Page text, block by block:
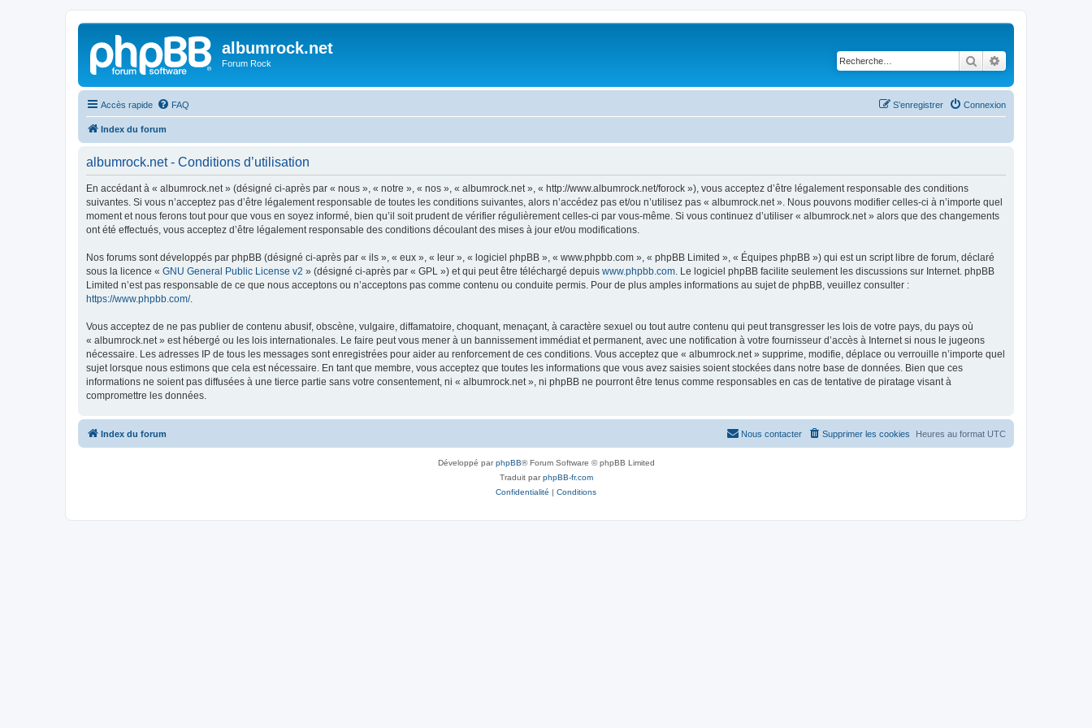
albumrock.net
Forum Rock Rechercher
Accès rapide FAQ Connexion
S’enregistrer
Index du forum
albumrock.net - Conditions d’utilisation
En accédant à « albumrock.net » (désigné ci-après par « nous », « notre », « nos », « albumrock.net », « http://www.albumrock.net/forock »), vous acceptez d’être légalement responsable des conditions
suivantes. Si vous n’acceptez pas d’être légalement responsable de toutes les conditions suivantes, alors n’accédez pas et/ou n’utilisez pas « albumrock.net ». Nous pouvons modifier celles-ci à n’importe quel
moment et nous ferons tout pour que vous en soyez informé, bien qu’il soit prudent de vérifier régulièrement celles-ci par vous-même. Si vous continuez d’utiliser « albumrock.net » alors que des changements
ont été effectués, vous acceptez d’être légalement responsable des conditions découlant des mises à jour et/ou modifications.
Nos forums sont développés par phpBB (désigné ci-après par « ils », « eux », « leur », « logiciel phpBB », « www.phpbb.com », « phpBB Limited », « Équipes phpBB ») qui est un script libre de forum, déclaré
sous la licence « GNU General Public License v2 » (désigné ci-après par « GPL ») et qui peut être téléchargé depuis www.phpbb.com . Le logiciel phpBB facilite seulement les discussions sur Internet. phpBB
Limited n’est pas responsable de ce que nous acceptons ou n’acceptons pas comme contenu ou conduite permis. Pour de plus amples informations au sujet de phpBB, veuillez consulter :
https://www.phpbb.com/.
Vous acceptez de ne pas publier de contenu abusif, obscène, vulgaire, diffamatoire, choquant, menaçant, à caractère sexuel ou tout autre contenu qui peut transgresser les lois de votre pays, du pays où
« albumrock.net » est hébergé ou les lois internationales. Le faire peut vous mener à un bannissement immédiat et permanent, avec une notification à votre fournisseur d’accès à Internet si nous le jugeons
nécessaire. Les adresses IP de tous les messages sont enregistrées pour aider au renforcement de ces conditions. Vous acceptez que « albumrock.net » supprime, modifie, déplace ou verrouille n’importe quel
sujet lorsque nous estimons que cela est nécessaire. En tant que membre, vous acceptez que toutes les informations que vous avez saisies soient stockées dans notre base de données. Bien que ces
informations ne soient pas diffusées à une tierce partie sans votre consentement, ni « albumrock.net », ni phpBB ne pourront être tenus comme responsables en cas de tentative de piratage visant à
compromettre les données.
Index du forum Heures au format UTC
Supprimer les cookies
Nous contacter
Développé parphpBB® Forum Software © phpBB Limited
Traduit parphpBB-fr.com
Confidentialité | Conditions